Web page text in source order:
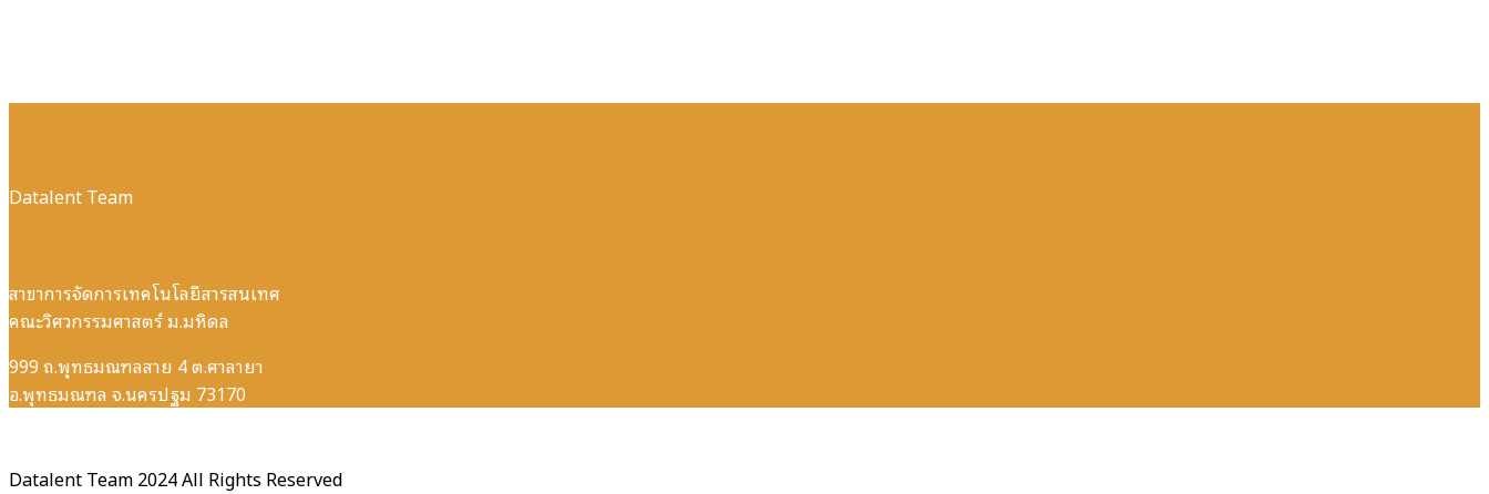
Datalent Team
สาขาการจัดการเทคโนโลยีสารสนเทศ
คณะวิศวกรรมศาสตร์ ม.มหิดล
999 ถ.พุทธมณฑลสาย 4 ต.ศาลายา
อ.พุทธมณฑล จ.นครปฐม 73170
Datalent Team 2024 All Rights Reserved